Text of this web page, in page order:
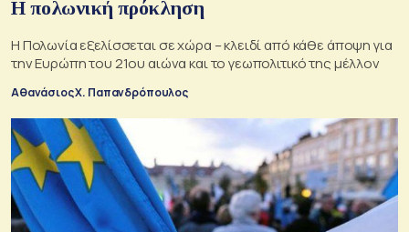
Η πολωνική πρόκληση
Η Πολωνία εξελίσσεται σε χώρα – κλειδί από κάθε άποψη για
την Ευρώπη του 21ου αιώνα και το γεωπολιτικό της μέλλον
Αθανάσιος Χ. Παπανδρόπουλος